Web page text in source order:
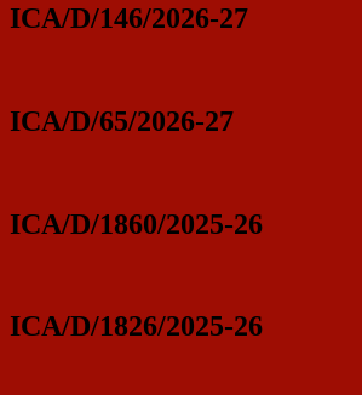
ICA/D/146/2026-27
ICA/D/65/2026-27
ICA/D/1860/2025-26
ICA/D/1826/2025-26